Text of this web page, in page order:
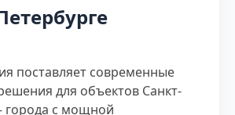
поставляет современные
для объектов Санкт-
города с мощной